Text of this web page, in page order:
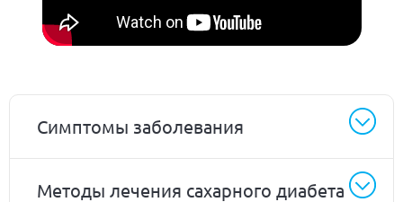
Симптомы заболевания
Методы лечения сахарного диабета